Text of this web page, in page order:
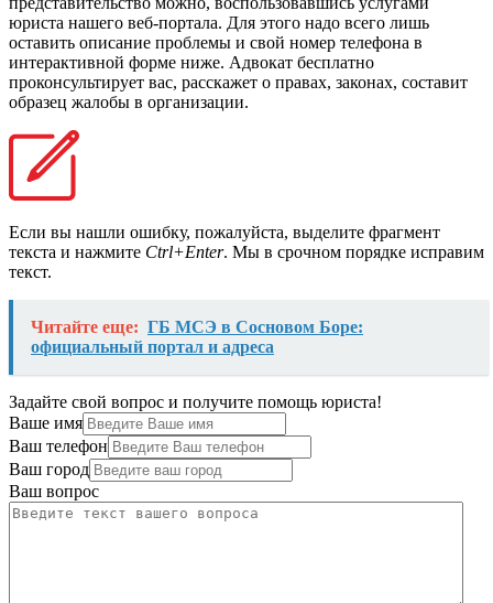
юриста нашего веб-портала. Для этого надо всего лишь
оставить описание проблемы и свой номер телефона в
интерактивной форме ниже. Адвокат бесплатно
проконсультирует вас, расскажет о правах, законах, составит
образец жалобы в организации.
Если вы нашли ошибку, пожалуйста, выделите фрагмент
текста и нажмите Ctrl+Enter. Мы в срочном порядке исправим
текст.
Читайте еще: ГБ МСЭ в Сосновом Боре:
официальный портал и адреса
Задайте свой вопрос и получите помощь юриста!
Ваше имя
Ваш телефон
Ваш город
Ваш вопрос